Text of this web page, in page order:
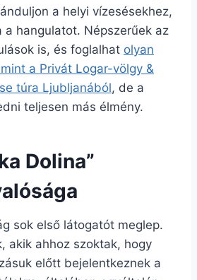
a helyi vízesésekhez,
a hangulatot. Népszerűek az
is, és foglalhat olyan
a Privát Logar-völgy &
túra Ljubljanából, de a
teljesen más élmény.
Dolina”
sok első látogatót meglep.
akik ahhoz szoktak, hogy
előtt bejelentkeznek a